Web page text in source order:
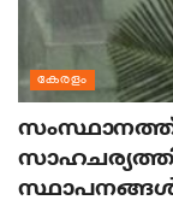
കേരളം